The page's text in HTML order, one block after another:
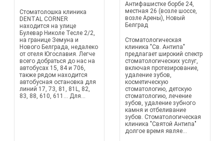
Стоматолошка клиника
DENTAL CORNER
находится на улице
Булевар Николе Тесле 2/2,
на границе Земуна и
Нового Белграда, недалеко
от отеля Югославия. Легче
всего добраться до нас на
автобусах 15, 84 и 706,
также рядом находится
автобусная остановка для
линий 17, 73, 81, 81L, 82,
83, 88, 610, 611... Для...
Антифашистке борбе 24,
местная 26 (возле шоссе,
возле Арены), Новый
Белград
Стоматологическая
клиника "Св. Антипа"
предлагает широкий спектр
стоматологических услуг,
включая протезирование,
удаление зубов,
косметическую
стоматологию, детскую
стоматологию, лечение
зубов, удаление зубного
камня и отбеливание
зубов. Стоматологическая
клиника "Святой Антипа"
долгое время являе...